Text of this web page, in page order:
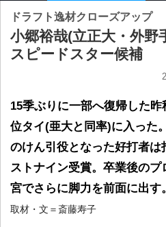
ドラフト逸材クローズアップ
小郷裕哉(立正大・外野
スピードスター候補
15季ぶりに一部へ復帰した
位タイ(亜大と同率)に入った
のけん引役となった好打者は
ストナイン受賞。卒業後の
宮でさらに脚力を前面に出す。
取材・文＝斎藤寿子